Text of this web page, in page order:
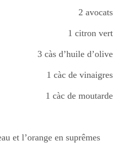
2 avocats
1 citron vert
3 càs d’huile d’olive
1 càc de vinaigres
1 càc de moutarde
et l’orange en suprêmes